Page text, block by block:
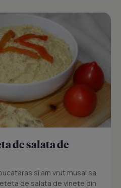
de salata de
si am vrut musai sa
de salata de vinete din